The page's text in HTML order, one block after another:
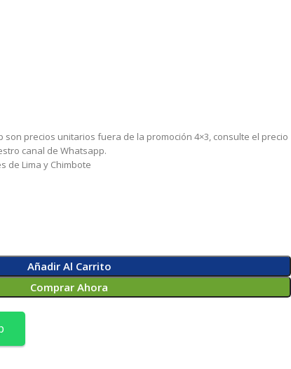
son precios unitarios fuera de la promoción 4×3, consulte el precio
canal de Whatsapp.
de Lima y Chimbote
Añadir Al Carrito
Comprar Ahora